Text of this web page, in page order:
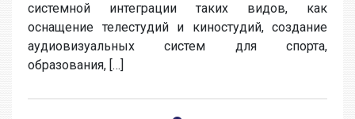
системной интеграции таких видов, как
оснащение телестудий и киностудий, создание
аудиовизуальных систем для спорта,
образования, […]